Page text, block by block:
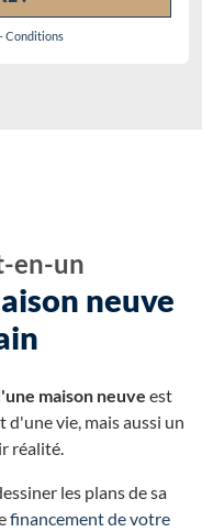
-Conditions
en-un
neuve
maison neuve est
vie, mais aussi un
réalité.
les plans de sa
financement de votre